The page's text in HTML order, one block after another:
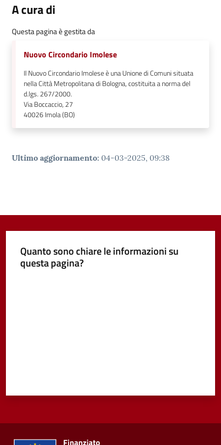
A cura di
Questa pagina è gestita da
Nuovo Circondario Imolese
Il Nuovo Circondario Imolese è una Unione di Comuni situata
nella Città Metropolitana di Bologna, costituita a norma del
d.lgs. 267/2000.
Via Boccaccio, 27
40026Imola (BO)
Ultimo aggiornamento: 04-03-2025, 09:38
Quanto sono chiare le informazioni su
questa pagina?